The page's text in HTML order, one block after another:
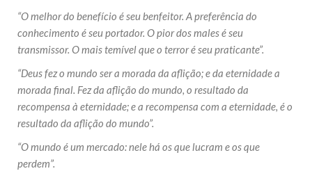
“O melhor do benefício é seu benfeitor. A preferência do
conhecimento é seu portador. O pior dos males é seu
transmissor. O mais temível que o terror é seu praticante”.
“Deus fez o mundo ser a morada da aflição; e da eternidade a
morada final. Fez da aflição do mundo, o resultado da
recompensa à eternidade; e a recompensa com a eternidade, é o
resultado da aflição do mundo”.
“O mundo é um mercado: nele há os que lucram e os que
perdem”.